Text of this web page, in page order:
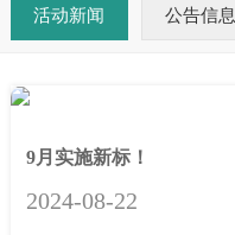
活动新闻 公告信息
9月实施新标！
2024-08-22